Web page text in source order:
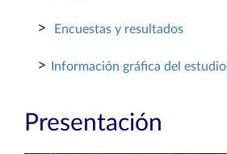
> Encuestas y resultados
> Información gráfica del estudio
Presentación